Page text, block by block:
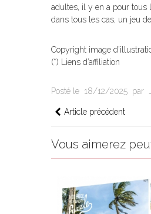
adultes, il y en a pour tous
dans tous les cas, un jeu
Copyright image
(*) Liens d’affiliation
Posté le 18/12/2025 par
Article précédent
Vous aimerez